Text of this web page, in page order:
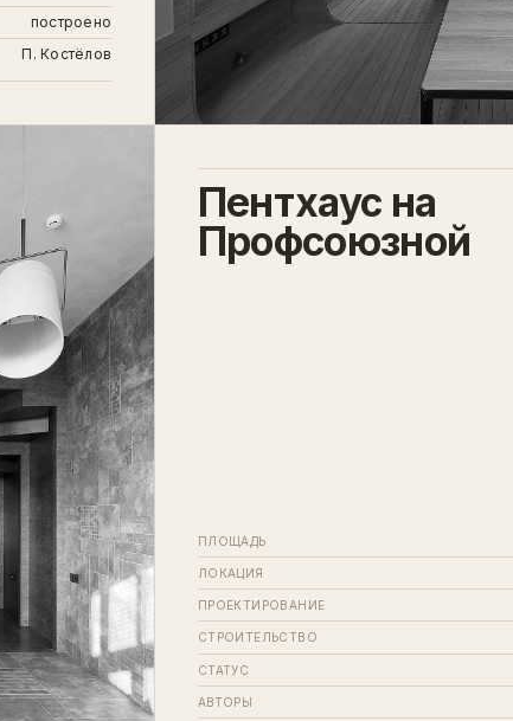
построено
П. Костёлов
Пентхаус на
Профсоюзной
ПЛОЩАДЬ
ЛОКАЦИЯ
ПРОЕКТИРОВАНИЕ
СТРОИТЕЛЬСТВО
СТАТУС
АВТОРЫ